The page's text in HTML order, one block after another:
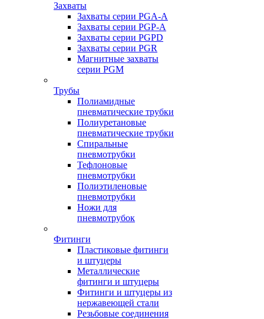
Захваты
Захваты серии PGA-A
Захваты серии PGP-A
Захваты серии PGPD
Захваты серии PGR
Магнитные захваты
серии PGM
Трубы
Полиамидные
пневматические трубки
Полиуретановые
пневматические трубки
Спиральные
пневмотрубки
Тефлоновые
пневмотрубки
Полиэтиленовые
пневмотрубки
Ножи для
пневмотрубок
Фитинги
Пластиковые фитинги
и штуцеры
Металлические
фитинги и штуцеры
Фитинги и штуцеры из
нержавеющей стали
Резьбовые соединения